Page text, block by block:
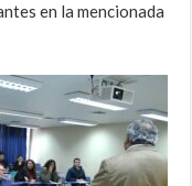
en la mencionada